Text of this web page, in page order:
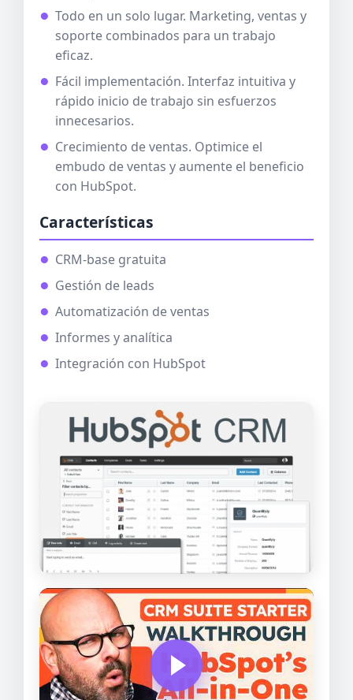
Todo en un solo lugar. Marketing, ventas y
soporte combinados para un trabajo
eficaz.
Fácil implementación. Interfaz intuitiva y
rápido inicio de trabajo sin esfuerzos
innecesarios.
Crecimiento de ventas. Optimice el
embudo de ventas y aumente el beneficio
con HubSpot.
Características
CRM-base gratuita
Gestión de leads
Automatización de ventas
Informes y analítica
Integración con HubSpot